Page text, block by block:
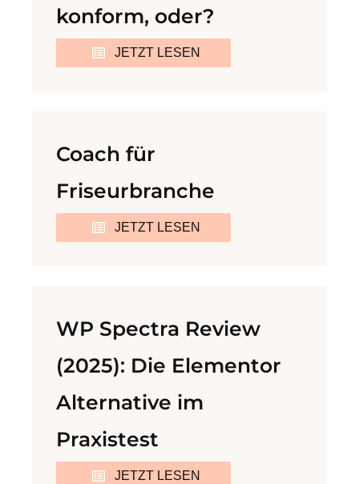
konform, oder?
JETZT LESEN
Coach für
Friseurbranche
JETZT LESEN
WP Spectra Review
(2025): Die Elementor
Alternative im
Praxistest
JETZT LESEN